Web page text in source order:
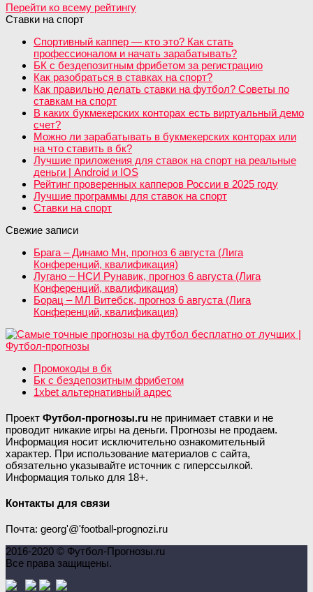
Перейти ко всему рейтингу
Ставки на спорт
Спортивный каппер — кто это? Как стать
профессионалом и начать зарабатывать?
БК с бездепозитным фрибетом за регистрацию
Как разобраться в ставках на спорт?
Как правильно делать ставки на футбол? Советы по
ставкам на спорт
В каких букмекерских конторах есть виртуальный демо
счет?
Можно ли зарабатывать в букмекерских конторах или
на что ставить в бк?
Лучшие приложения для ставок на спорт на реальные
деньги | Android и IOS
Рейтинг проверенных капперов России в 2025 году
Лучшие программы для ставок на спорт
Ставки на спорт
Свежие записи
Брага – Динамо Мн, прогноз 6 августа (Лига
Конференций, квалификация)
Лугано – НСИ Рунавик, прогноз 6 августа (Лига
Конференций, квалификация)
Борац – МЛ Витебск, прогноз 6 августа (Лига
Конференций, квалификация)
Промокоды в бк
Бк с бездепозитным фрибетом
1xbet альтернативный адрес
Проект Футбол-прогнозы.ru не принимает ставки и не
проводит никакие игры на деньги. Прогнозы не продаем.
Информация носит исключительно ознакомительный
характер. При использование материалов с сайта,
обязательно указывайте источник с гиперссылкой.
Информация только для 18+.
Контакты для связи
Почта: georg'@'football-prognozi.ru
2016-2020 © Футбол-Прогнозы.ru
Все права защищены.